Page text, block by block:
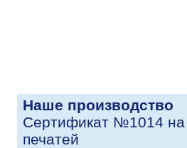
Наше производство
Сертификат №1014 на
печатей